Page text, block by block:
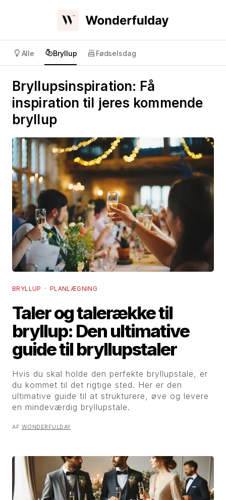
Alle Bryllup Fødselsdag
Bryllupsinspiration: Få
inspiration til jeres kommende
bryllup
BRYLLUP · PLANLÆGNING
Taler og talerække til
bryllup: Den ultimative
guide til bryllupstaler
Hvis du skal holde den perfekte bryllupstale, er
du kommet til det rigtige sted. Her er den
ultimative guide til at strukturere, øve og levere
en mindeværdig bryllupstale.
AF WONDERFULDAY